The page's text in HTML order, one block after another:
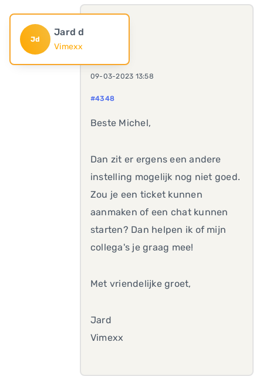
Jd
Jard d
Vimexx
09-03-2023 13:58
#4348
Beste Michel,
Dan zit er ergens een andere
instelling mogelijk nog niet goed.
Zou je een ticket kunnen
aanmaken of een chat kunnen
starten? Dan helpen ik of mijn
collega's je graag mee!
Met vriendelijke groet,
Jard
Vimexx